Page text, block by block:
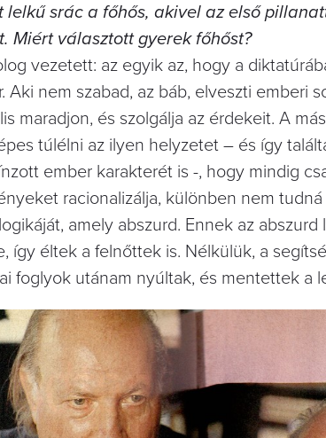
lelkű srác a főhős, akivel az első
Miért választott gyerek főhőst?
vezetett: az egyik az, hogy a
Aki nem szabad, az báb, elveszti emberi
maradjon, és szolgálja az érdekeit. A
túlélni az ilyen helyzetet – és így
ember karakterét is -, hogy mindig
racionalizálja, különben nem
amely abszurd. Ennek az
így éltek a felnőttek is. Nélkülük, a
foglyok utánam nyúltak, és mentettek a